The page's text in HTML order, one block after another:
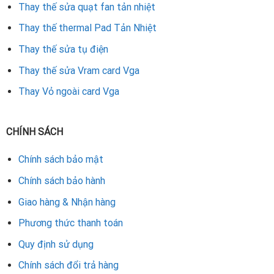
mạnh mẽ và ổn định lâu dài.
Rate this product
Thay thế sửa quạt fan tản nhiệt
Thay thế thermal Pad Tản Nhiệt
Thay thế sửa tụ điện
Thay thế sửa Vram card Vga
Thay Vỏ ngoài card Vga
CHÍNH SÁCH
Chính sách bảo mật
Chính sách bảo hành
Giao hàng & Nhận hàng
Phương thức thanh toán
Quy định sử dụng
Chính sách đổi trả hàng